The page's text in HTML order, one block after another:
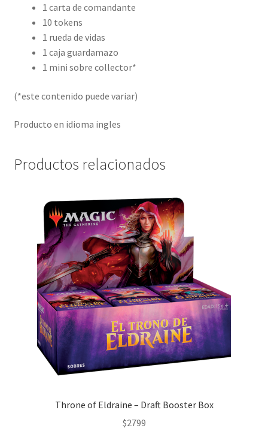
1 carta de comandante
10 tokens
1 rueda de vidas
1 caja guardamazo
1 mini sobre collector*
(*este contenido puede variar)
Producto en idioma ingles
Productos relacionados
Throne of Eldraine – Draft Booster Box
$2799